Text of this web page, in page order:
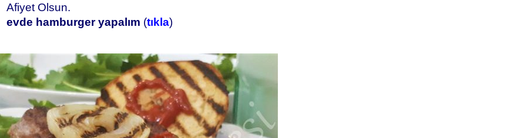
Afiyet Olsun.
evde hamburger yapalım (tıkla)